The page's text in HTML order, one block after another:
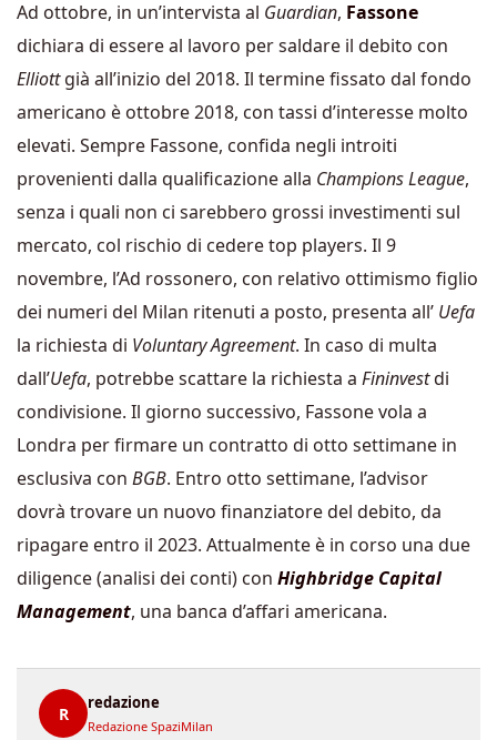
Ad ottobre, in un’intervista al Guardian, Fassone
dichiara di essere al lavoro per saldare il debito con
Elliottgià all’inizio del 2018. Il termine fissato dal fondo
americano è ottobre 2018, con tassi d’interesse molto
elevati. Sempre Fassone, confida negli introiti
provenienti dalla qualificazione alla Champions League,
senza i quali non ci sarebbero grossi investimenti sul
mercato, col rischio di cedere top players. Il 9
novembre, l’Ad rossonero, con relativo ottimismo figlio
dei numeri del Milan ritenuti a posto, presenta all’ Uefa
la richiesta di Voluntary Agreement. In caso di multa
dall’Uefa, potrebbe scattare la richiesta a Fininvestdi
condivisione. Il giorno successivo, Fassone vola a
Londra per firmare un contratto di otto settimane in
esclusiva con BGB. Entro otto settimane, l’advisor
dovrà trovare un nuovo finanziatore del debito, da
ripagare entro il 2023. Attualmente è in corso una due
diligence (analisi dei conti) con Highbridge Capital
Management, una banca d’affari americana.
R
redazione
Redazione SpaziMilan